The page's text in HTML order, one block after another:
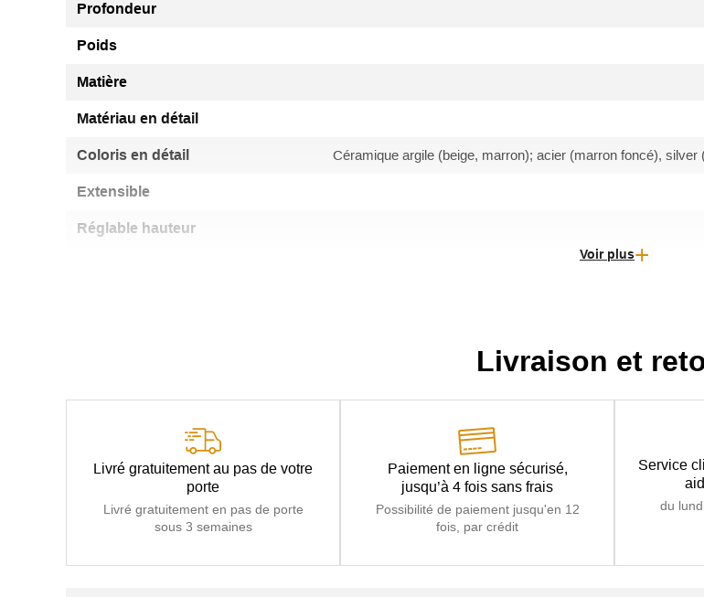
Profondeur
Poids
Matière
Matériau en détail
Coloris en détail Céramique argile (beige, marron); acier (marron foncé),
Extensible
Réglable hauteur
Voir plus
Livraison et
Livré gratuitement au pas de votre
porte
Livré gratuitement en pas de porte
sous 3 semaines
Paiement en ligne sécurisé,
jusqu’à 4 fois sans frais
Possibilité de paiement jusqu'en 12
fois, par crédit
Service
du